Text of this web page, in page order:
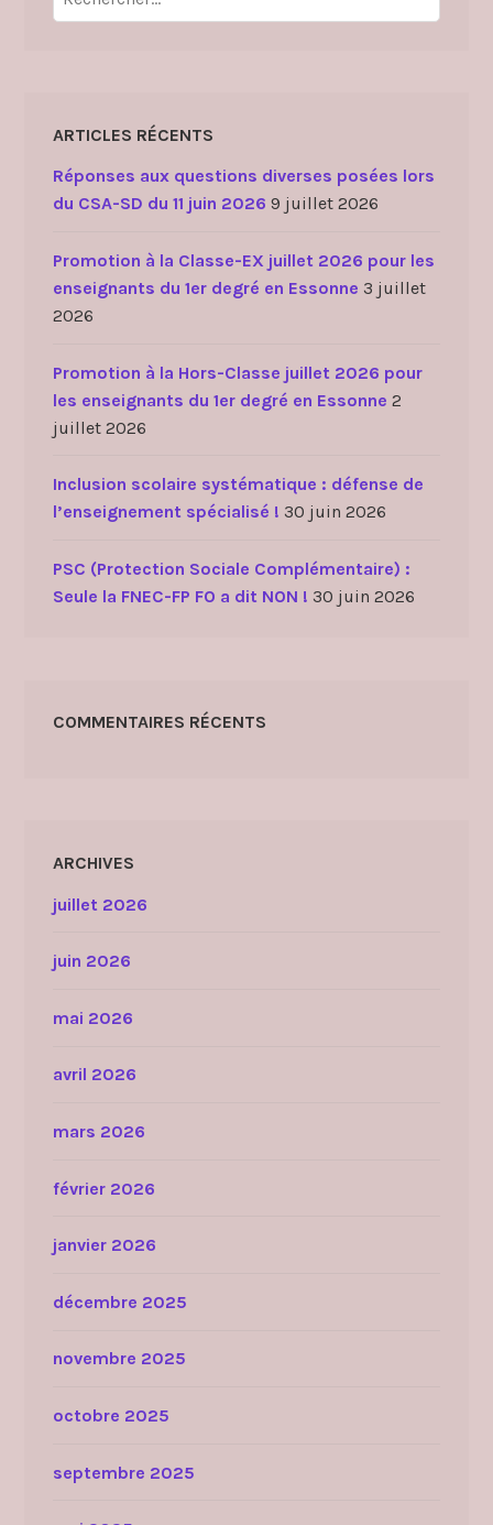
ARTICLES RÉCENTS
Réponses aux questions diverses posées lors
du CSA-SD du 11 juin 2026 9 juillet 2026
Promotion à la Classe-EX juillet 2026 pour les
enseignants du 1er degré en Essonne 3 juillet
2026
Promotion à la Hors-Classe juillet 2026 pour
les enseignants du 1er degré en Essonne 2
juillet 2026
Inclusion scolaire systématique : défense de
l’enseignement spécialisé ! 30 juin 2026
PSC (Protection Sociale Complémentaire) :
Seule la FNEC-FP FO a dit NON ! 30 juin 2026
COMMENTAIRES RÉCENTS
ARCHIVES
juillet 2026
juin 2026
mai 2026
avril 2026
mars 2026
février 2026
janvier 2026
décembre 2025
novembre 2025
octobre 2025
septembre 2025